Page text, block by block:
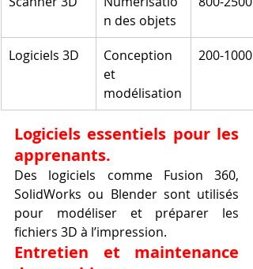
n des objets
Logiciels 3D
Conception
et
modélisation
200-1000 €
Logiciels essentiels pour les
apprenants.
Des logiciels comme Fusion 360,
SolidWorks ou Blender sont utilisés
pour modéliser et préparer les
fichiers 3D à l’impression.
Entretien et maintenance